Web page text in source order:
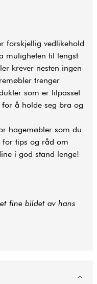
forskjellig vedlikehold
muligheten til lengst
krever nesten ingen
trenger
som er tilpasset
for å holde seg bra og
hagemøbler som du
for tips og råd om
i god stand lenge!
fine bildet av hans